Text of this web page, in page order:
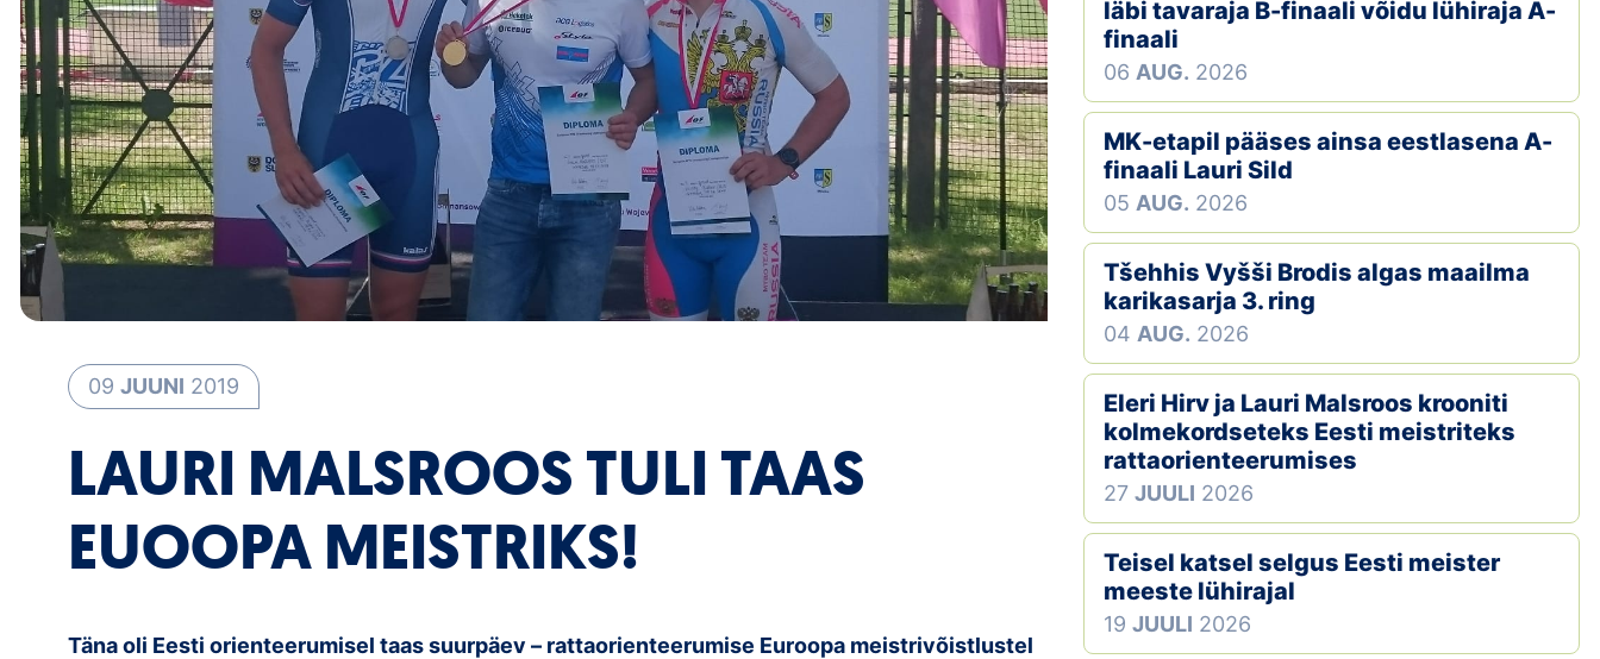
Kontakt
EOL
Galerii
Kaardid
Kalender
Koondised
Tule klubisse!
Tulemused
Dokumendid
Klubid
Suletud maastikud
09 JUUNI 2019
LAURI MALSROOS TULI TAAS
EUOOPA MEISTRIKS!
Täna oli Eesti orienteerumisel taas suurpäev – rattaorienteerumise Euroopa meistrivõistlustel
läbi tavaraja B-finaali võidu lühiraja A-
finaali
06 AUG. 2026
MK-etapil pääses ainsa eestlasena A-
finaali Lauri Sild
05 AUG. 2026
Tšehhis Vyšši Brodis algas maailma
karikasarja 3. ring
04 AUG. 2026
Eleri Hirv ja Lauri Malsroos krooniti
kolmekordseteks Eesti meistriteks
rattaorienteerumises
27 JUULI 2026
Teisel katsel selgus Eesti meister
meeste lühirajal
19 JUULI 2026